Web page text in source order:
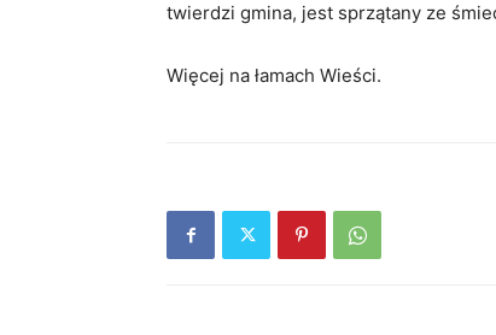
twierdzi gmina, jest sprzątany ze
Więcej na łamach Wieści.